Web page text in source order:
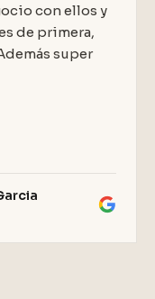
con ellos y
de primera,
super